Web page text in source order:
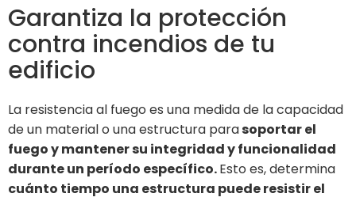
Garantiza la protección
contra incendios de tu
edificio
La resistencia al fuego es una medida de la capacidad
de un material o una estructura parasoportar el
fuego y mantener su integridad y funcionalidad
durante un período específico.Esto es, determina
cuánto tiempo una estructura puede resistir el